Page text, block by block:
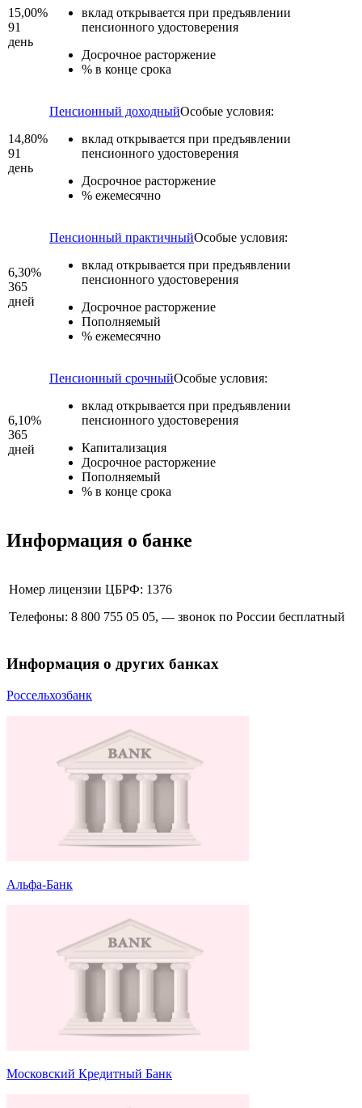
15,00%
91
день
вклад открывается при предъявлении
пенсионного удостоверения
Досрочное расторжение
% в конце срока
14,80%
91
день
Пенсионный доходныйОсобые условия:
вклад открывается при предъявлении
пенсионного удостоверения
Досрочное расторжение
% ежемесячно
6,30%
365
дней
Пенсионный практичныйОсобые условия:
вклад открывается при предъявлении
пенсионного удостоверения
Досрочное расторжение
Пополняемый
% ежемесячно
6,10%
365
дней
Пенсионный срочныйОсобые условия:
вклад открывается при предъявлении
пенсионного удостоверения
Капитализация
Досрочное расторжение
Пополняемый
% в конце срока
Информация о банке
Номер лицензии ЦБРФ: 1376
Телефоны: 8 800 755 05 05, — звонок по России бесплатный
Информация о других банках
Россельхозбанк
Альфа-Банк
Московский Кредитный Банк